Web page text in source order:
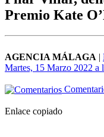
Premio Kate
AGENCIA MÁLAGA |
Martes, 15 Marzo 2022 a
Enlace copiado